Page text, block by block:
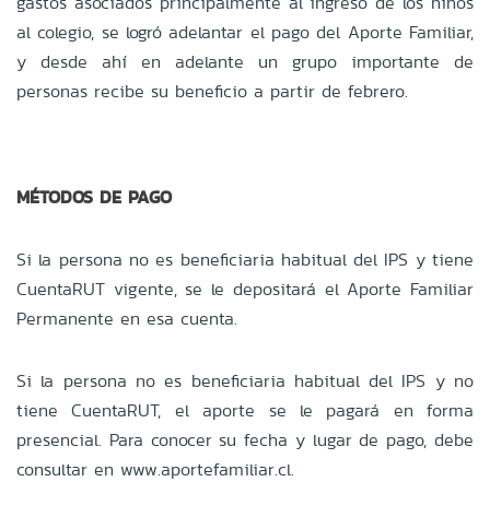
al colegio, se logró adelantar el pago del Aporte Familiar,
y desde ahí en adelante un grupo importante de
personas recibe su beneficio a partir de febrero.
MÉTODOS DE PAGO
Si la persona no es beneficiaria habitual del IPS y tiene
CuentaRUT vigente, se le depositará el Aporte Familiar
Permanente en esa cuenta.
Si la persona no es beneficiaria habitual del IPS y no
tiene CuentaRUT, el aporte se le pagará en forma
presencial. Para conocer su fecha y lugar de pago, debe
consultar en www.aportefamiliar.cl.